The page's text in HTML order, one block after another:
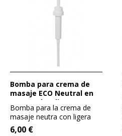
Bomba para crema de
masaje ECO Neutral en
envase de 5 litros
Bomba para la crema de
masaje neutra con ligera
fragancia a madreselva,...
6,00 €